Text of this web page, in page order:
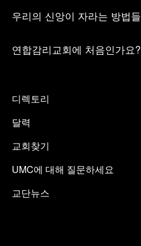
우리의 신앙이 자라는 방법들
연합감리교회에 처음인가요?
디렉토리
달력
교회찾기
UMC에 대해 질문하세요
교단뉴스